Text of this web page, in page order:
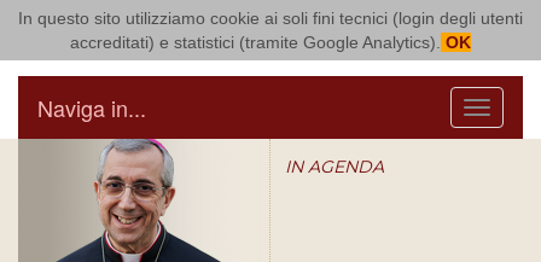
In questo sito utilizziamo cookie ai soli fini tecnici (login degli utenti
accreditati) e statistici (tramite Google Analytics). OK
Arcidiocesi di Bari Bitonto
Menu
Naviga in...
IN AGENDA